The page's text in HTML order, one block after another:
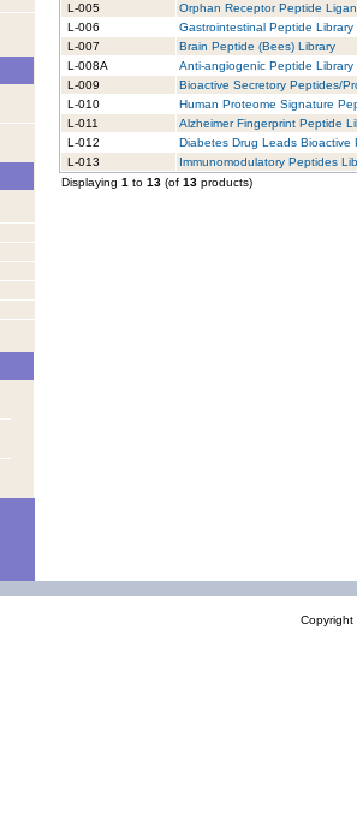
L-005
Orphan Receptor Peptide
L-006
Gastrointestinal Peptide Library
L-007
Brain Peptide (Bees) Library
L-008A
Anti-angiogenic Peptide Library
L-009
Bioactive Secretory Peptides/
L-010
Human Proteome Signature
L-011
Alzheimer Fingerprint Peptide
L-012
Diabetes Drug Leads Bioactive
L-013
Immunomodulatory Peptides
Displaying 1 to 13 (of 13 products)